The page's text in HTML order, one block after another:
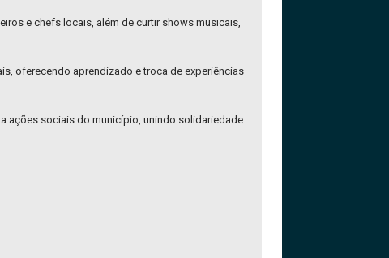
e chefs locais, além de curtir shows musicais,
oferecendo aprendizado e troca de experiências
ações sociais do município, unindo solidariedade